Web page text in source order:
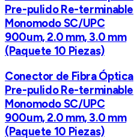
Pre-pulido Re-terminable
Monomodo SC/UPC
900um, 2.0 mm, 3.0 mm
(Paquete 10 Piezas)
Conector de Fibra Óptica
Pre-pulido Re-terminable
Monomodo SC/UPC
900um, 2.0 mm, 3.0 mm
(Paquete 10 Piezas)